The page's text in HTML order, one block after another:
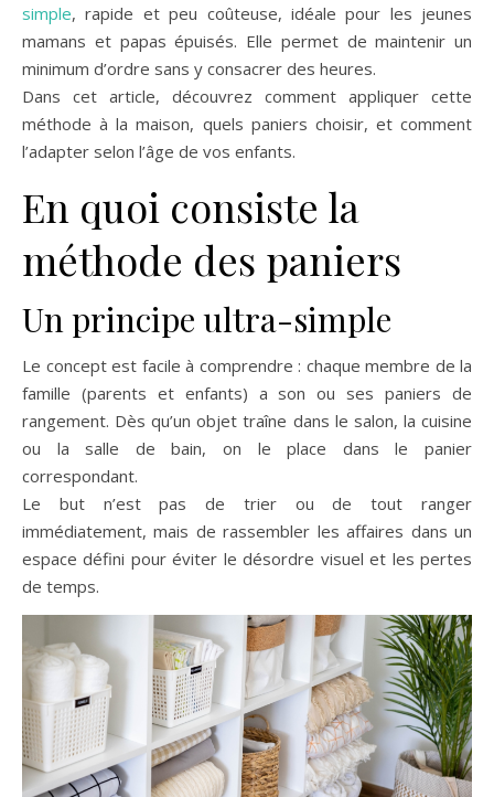
simple, rapide et peu coûteuse, idéale pour les jeunes
mamans et papas épuisés. Elle permet de maintenir un
minimum d’ordre sans y consacrer des heures.
Dans cet article, découvrez comment appliquer cette
méthode à la maison, quels paniers choisir, et comment
l’adapter selon l’âge de vos enfants.
En quoi consiste la
méthode des paniers
Un principe ultra-simple
Le concept est facile à comprendre : chaque membre de la
famille (parents et enfants) a son ou ses paniers de
rangement. Dès qu’un objet traîne dans le salon, la cuisine
ou la salle de bain, on le place dans le panier
correspondant.
Le but n’est pas de trier ou de tout ranger
immédiatement, mais de rassembler les affaires dans un
espace défini pour éviter le désordre visuel et les pertes
de temps.